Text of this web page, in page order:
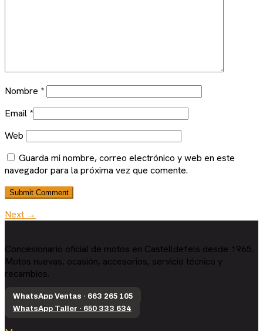
Nombre *
Email *
Web
Guarda mi nombre, correo electrónico y web en este
navegador para la próxima vez que comente.
Next →
Concesionario oficial de motos en Castelldefels desde 1965.
Motos nuevas, ocasión, accesorios, servicio técnico y
recambios.
WhatsApp Ventas · 663 265 105
WhatsApp Taller · 650 333 634